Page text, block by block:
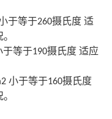
于等于260摄氏度 适
于等于190摄氏度 适应
小于等于160摄氏度